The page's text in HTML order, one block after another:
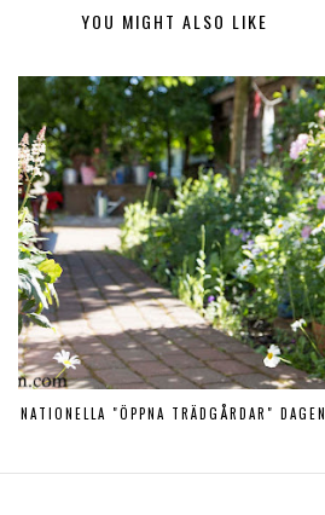
YOU MIGHT ALSO LIKE
NATIONELLA "ÖPPNA TRÄDGÅRDAR" DAGEN